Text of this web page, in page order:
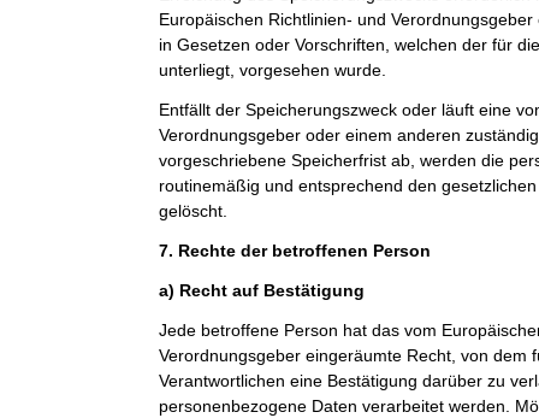
Europäischen Richtlinien- und
in Gesetzen oder Vorschriften, welchen der für
unterliegt, vorgesehen wurde.
Entfällt der Speicherungszweck oder läuft eine
Verordnungsgeber oder einem anderen
vorgeschriebene Speicherfrist ab, werden die
routinemäßig und entsprechend den
gelöscht.
7. Rechte der betroffenen Person
a) Recht auf Bestätigung
Jede betroffene Person hat das vom
Verordnungsgeber eingeräumte Recht, von dem
Verantwortlichen eine Bestätigung darüber zu
personenbezogene Daten verarbeitet werden.